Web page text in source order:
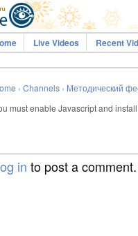
Live Videos Recent
› Channels › Методический
must enable Javascript and
in to post a comment.